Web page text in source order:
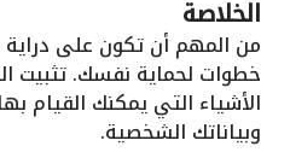
الخلاصة
من المهم أن تكون على دراية
خطوات لحماية نفسك. تثبيت
الأشياء التي يمكنك القيام
وبياناتك الشخصية.